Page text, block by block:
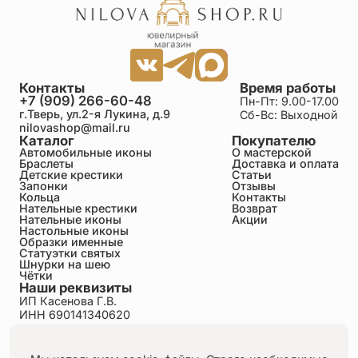
Низкий поклон мастерам! Выглядит в натуре еще
великолепнее, чем на картинке. Доставили быстро
(Пермь). Благодарю за ваш труд!
Дарья
24.06.2026
Прекрасные крестики. На лётках выглядит очень
аккуратно и красиво❤️ Спасибо Вам
Наталья
24.06.2026
Приобретала два таких крестика для своих
близнецов. Смотрятся аккуратно, деткам
комфортно и все интересовались где мы их
раздобыли. Спасибо Вам за ваш труд❤️
Светлана
24.06.2026
аккуратный. Рекомендую!!! В реале даже лучше
Каталог
Автомобильные иконы
Браслеты
Детские крестики
Запонки
Кольца
Нательные крестики
Нательные иконы
Настольные иконы
Образки именные
Статуэтки святых
Шнурки на шею
Чётки
Покупателю
О мастерской
Доставка и оплата
Статьи
Отзывы
Контакты
Возврат
Акции
Время работы
Пн-Пт: 9.00-17.00
Сб-Вс: Выходной
Контакты
+7 (909) 266-60-48
г.Тверь, ул.2-я Лукина, д.9
nilovashop@mail.ru
Наши реквизиты
ИП Касенова Г.В.
ИНН 690141340620
Пользовательское соглашение